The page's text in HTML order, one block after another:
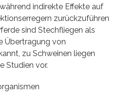
indirekte Effekte auf
zurückzuführen
sind Stechfliegen als
Übertragung von
zu Schweinen liegen
Studien vor.